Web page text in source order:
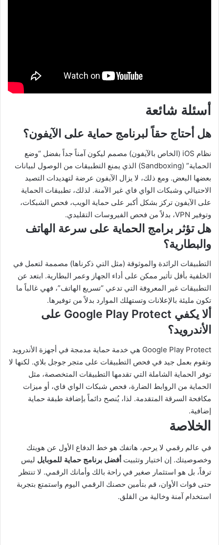
أسئلة شائعة
هل أحتاج حقاً لبرنامج حماية على الآيفون؟
نظام iOS (الخاص بالآيفون) مصمم ليكون آمناً جداً بفضل “وضع
الحماية” (Sandboxing) الذي يمنع التطبيقات من الوصول لبيانات
بعضها البعض. ومع ذلك، لا يزال الآيفون عرضة لتهديدات التصيد
الاحتيالي وشبكات الواي فاي غير الآمنة. لذلك، تطبيقات الحماية
على الآيفون تركز بشكل أكبر على حماية الويب، فحص الشبكات،
وتوفير VPN، بدلاً من فحص الفيروسات التقليدي.
هل تؤثر برامج الحماية على سرعة الهاتف
والبطارية؟
التطبيقات الرائدة والموثوقة (مثل التي ذكرناها) مصممة لتعمل في
الخلفية بأقل تأثير ممكن على أداء الجهاز وعمر البطارية. ابتعد عن
التطبيقات غير المعروفة التي تدعي “تسريع الهاتف”، فهي غالباً ما
تكون مليئة بالإعلانات وتستهلك الموارد بدلاً من توفيرها.
ألا يكفي Google Play Protect على
الأندرويد؟
Google Play Protect هي خدمة حماية مدمجة في أجهزة الأندرويد
وتقوم بعمل جيد في فحص التطبيقات على متجر جوجل بلاي. لكنها لا
توفر الحماية الشاملة التي تقدمها التطبيقات المتخصصة، مثل
الحماية من الروابط الضارة، فحص شبكات الواي فاي، أو ميزات
مكافحة السرقة المتقدمة. لذا، يُنصح دائماً بإضافة طبقة حماية
إضافية.
الخلاصة
في عالم رقمي لا يرحم، هاتفك هو خط الدفاع الأول عن هويتك
وخصوصيتك. إن اختيار وتثبيت أفضل برنامج حماية للموبايل ليس
ترفاً، بل هو استثمار صغير في راحة بالك وأمانك الرقمي. لا تنتظر
حتى فوات الأوان، قم بتأمين حصنك الرقمي اليوم واستمتع بتجربة
استخدام آمنة وخالية من القلق.